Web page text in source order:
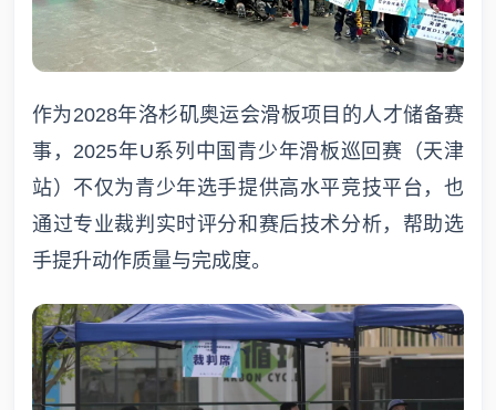
作为2028年洛杉矶奥运会滑板项目的人才储备赛
事，2025年U系列中国青少年滑板巡回赛（天津
站）不仅为青少年选手提供高水平竞技平台，也
通过专业裁判实时评分和赛后技术分析，帮助选
手提升动作质量与完成度。